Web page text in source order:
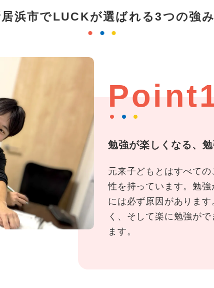
居浜市でLUCKが選ばれる3つの強
勉強が楽しくなる、
元来子どもとはすべて
性を持っています。勉
には必ず原因がありま
く、そして楽に勉強が
ます。